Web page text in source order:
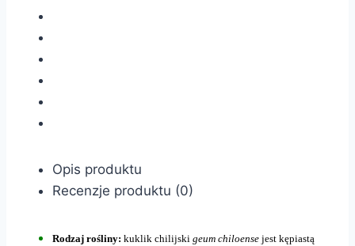
Opis produktu
Recenzje produktu (0)
Rodzaj rośliny: kuklik chilijski geum chiloense jest kępiastą